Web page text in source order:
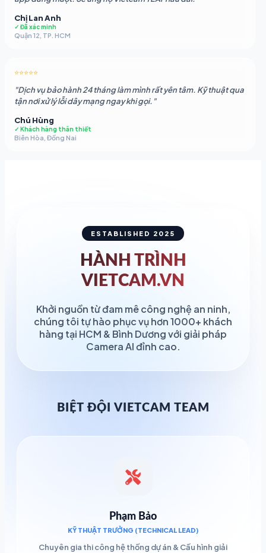
Chị Lan Anh
✓ Đã xác minh
Quận 12, TP. HCM
⭐⭐⭐⭐⭐
"Dịch vụ bảo hành 24 tháng làm mình rất yên tâm. Kỹ thuật qua
tận nơi xử lý lỗi dây mạng ngay khi gọi."
Chú Hùng
✓ Khách hàng thân thiết
Biên Hòa, Đồng Nai
ESTABLISHED 2025
HÀNH TRÌNH
VIETCAM.VN
Khởi nguồn từ đam mê công nghệ an ninh,
chúng tôi tự hào phục vụ hơn 1000+ khách
hàng tại HCM & Bình Dương với giải pháp
Camera AI đỉnh cao.
BIỆT ĐỘI VIETCAM TEAM
Phạm Bảo
KỸ THUẬT TRƯỞNG (TECHNICAL LEAD)
Chuyên gia thi công hệ thống dự án & Cấu hình giải